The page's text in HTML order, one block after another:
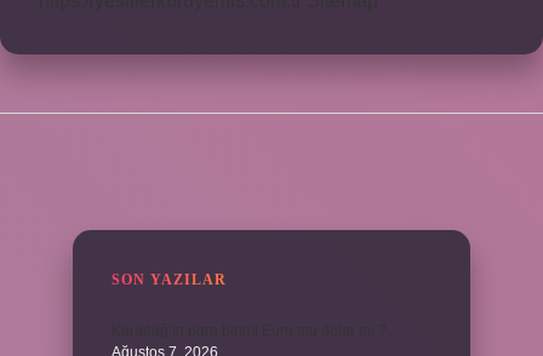
SON YAZILAR
Ağustos 7, 2026